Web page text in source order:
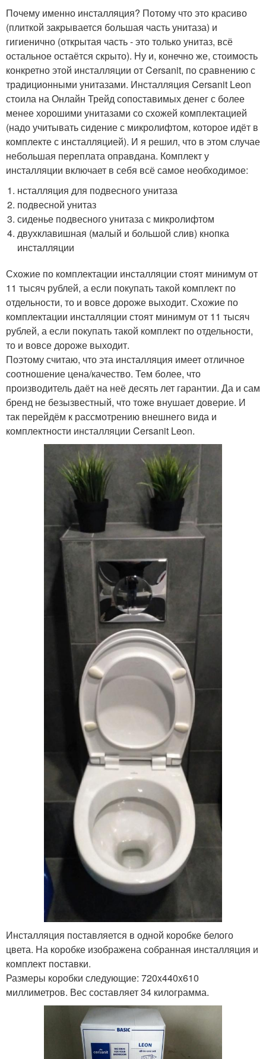
Почему именно инсталляция? Потому что это красиво
(плиткой закрывается большая часть унитаза) и
гигиенично (открытая часть - это только унитаз, всё
остальное остаётся скрыто). Ну и, конечно же, стоимость
конкретно этой инсталляции от Cersanit, по сравнению с
традиционными унитазами. Инсталляция Cersanit Leon
стоила на Онлайн Трейд сопоставимых денег с более
менее хорошими унитазами со схожей комплектацией
(надо учитывать сидение с микролифтом, которое идёт в
комплекте с инсталляцией). И я решил, что в этом случае
небольшая переплата оправдана. Комплект у
инсталляции включает в себя всё самое необходимое:
нсталляция для подвесного унитаза
подвесной унитаз
сиденье подвесного унитаза с микролифтом
двухклавишная (малый и большой слив) кнопка
инсталляции
Схожие по комплектации инсталляции стоят минимум от
11 тысяч рублей, а если покупать такой комплект по
отдельности, то и вовсе дороже выходит. Схожие по
комплектации инсталляции стоят минимум от 11 тысяч
рублей, а если покупать такой комплект по отдельности,
то и вовсе дороже выходит.
Поэтому считаю, что эта инсталляция имеет отличное
соотношение цена/качество. Тем более, что
производитель даёт на неё десять лет гарантии. Да и сам
бренд не безызвестный, что тоже внушает доверие. И
так перейдём к рассмотрению внешнего вида и
комплектности инсталляции Cersanit Leon.
Инсталляция поставляется в одной коробке белого
цвета. На коробке изображена собранная инсталляция и
комплект поставки.
Размеры коробки следующие: 720x440x610
миллиметров. Вес составляет 34 килограмма.